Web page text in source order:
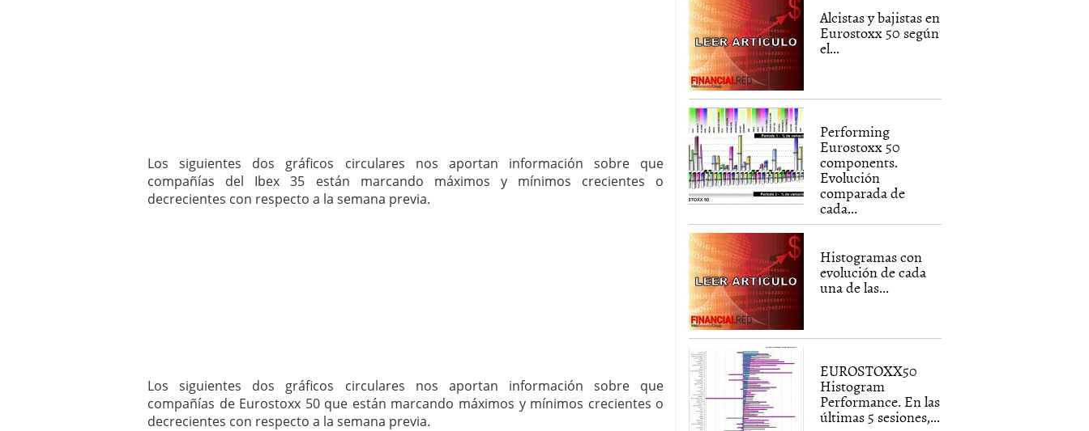
Los siguientes dos gráficos circulares nos aportan información sobre que
compañías del Ibex 35 están marcando máximos y mínimos crecientes o
decrecientes con respecto a la semana previa.
Los siguientes dos gráficos circulares nos aportan información sobre que
compañías de Eurostoxx 50 que están marcando máximos y mínimos crecientes o
decrecientes con respecto a la semana previa.
Alcistas y bajistas en
Eurostoxx 50 según
el...
Performing
Eurostoxx 50
components.
Evolución
comparada de
cada...
Histogramas con
evolución de cada
una de las...
EUROSTOXX50
Histogram
Performance. En las
últimas 5 sesiones,...